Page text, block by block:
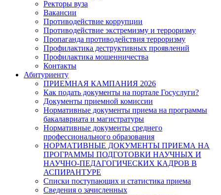
Ректоры вуза
Вакансии
Противодействие коррупции
Противодействие экстремизму и терроризму
Пропаганда противодействия терроризму
Профилактика деструктивных проявлений
Профилактика мошенничества
Контакты
Абитуриенту
ПРИЕМНАЯ КАМПАНИЯ 2026
Как подать документы на портале Госуслуги?
Документы приемной комиссии
Нормативные документы приема на программы
бакалавриата и магистратуры
Нормативные документы среднего
профессионального образования
НОРМАТИВНЫЕ ДОКУМЕНТЫ ПРИЕМА НА
ПРОГРАММЫ ПОДГОТОВКИ НАУЧНЫХ И
НАУЧНО-ПЕДАГОГИЧЕСКИХ КАДРОВ В
АСПИРАНТУРЕ
Списки поступающих и статистика приема
Сведения о зачисленных